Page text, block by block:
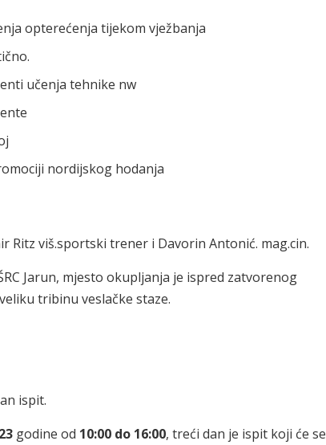
opterećenja tijekom vježbanja
učenja tehnike nw
nordijskog hodanja
Ritz viš.sportski trener i Davorin Antonić. mag.cin.
Jarun, mjesto okupljanja je ispred zatvorenog
tribinu veslačke staze.
ispit.
godine od 10:00 do 16:00, treći dan je ispit koji će se